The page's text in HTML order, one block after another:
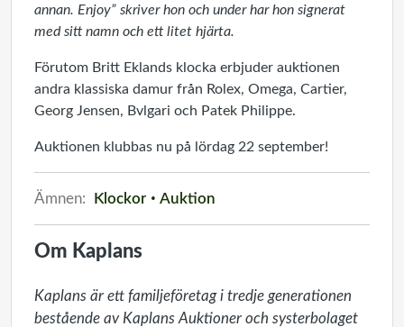
annan. Enjoy” skriver hon och under har hon signerat
med sitt namn och ett litet hjärta.
Förutom Britt Eklands klocka erbjuder auktionen
andra klassiska damur från Rolex, Omega, Cartier,
Georg Jensen, Bvlgari och Patek Philippe.
Auktionen klubbas nu på lördag 22 september!
Ämnen: Klockor Auktion
Om Kaplans
Kaplans är ett familjeföretag i tredje generationen
bestående av Kaplans Auktioner och systerbolaget